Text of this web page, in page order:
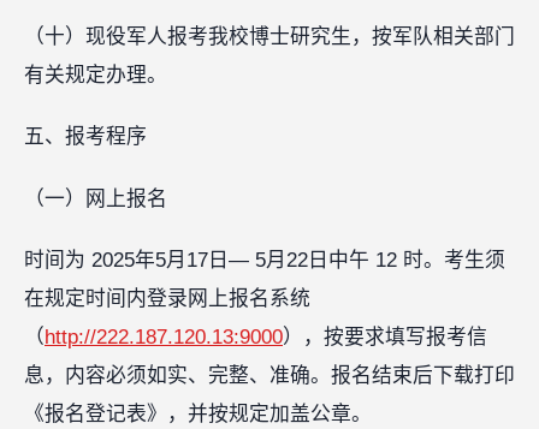
（十）现役军人报考我校博士研究生，按军队相关部门
有关规定办理。
五、报考程序
（一）网上报名
时间为 2025年5月17日— 5月22日中午 12 时。考生须
在规定时间内登录网上报名系统
（http://222.187.120.13:9000），按要求填写报考信
息，内容必须如实、完整、准确。报名结束后下载打印
《报名登记表》，并按规定加盖公章。